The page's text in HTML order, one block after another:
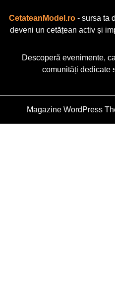
CetateanModel.ro- sursa ta
deveni un cetățean activ și
Descoperă evenimente,
comunități dedicate
Magazine WordPress